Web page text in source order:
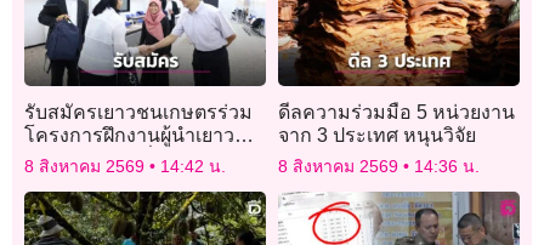
รับสมัครเยาวชนเกษตรร่วม
โครงการฝึกงานผู้นำเยาวชน
เกษตรไทยในญี่ปุ่น
8 สิงหาคม 2569 14:42 น.
ดีลความร่วมมือ 5 หน่วยงาน
จาก 3 ประเทศ หนุนวิจัย
8 สิงหาคม 2569 14:36 น.